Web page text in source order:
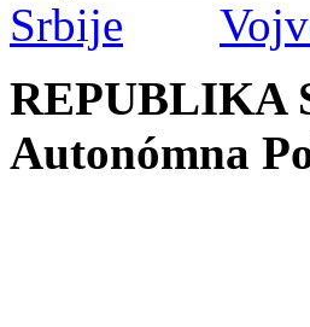
REPUBLIKA
Autonómna